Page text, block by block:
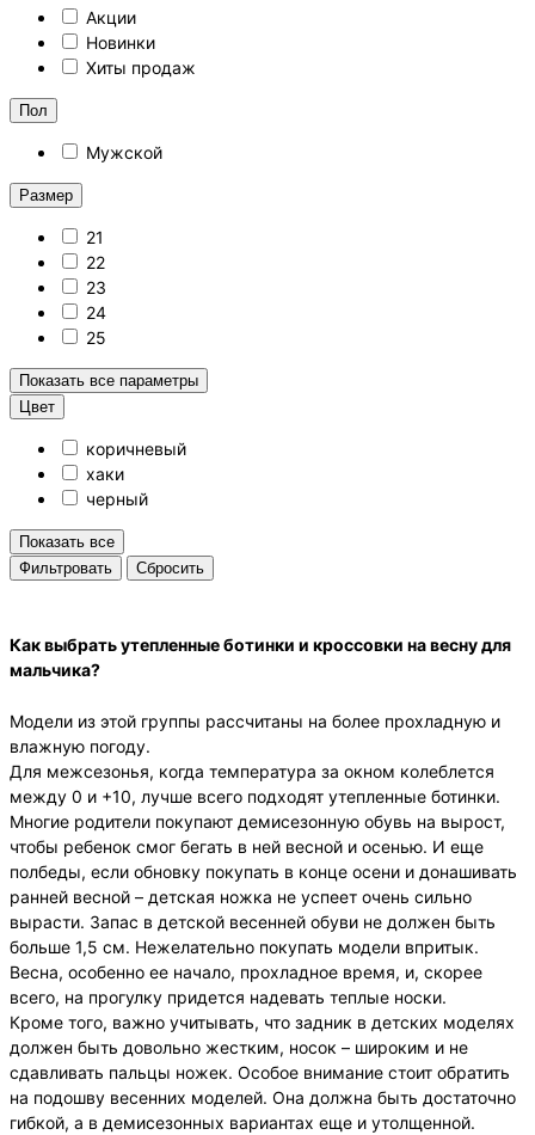
Акции
Новинки
Хиты продаж
Пол
Мужской
Размер
21
22
23
24
25
Показать все параметры
Цвет
коричневый
хаки
черный
Показать все
Cбросить
Как выбратьутепленные ботинки и кроссовки на весну для
мальчика?
Модели из этой группы рассчитаны на более прохладную и
влажную погоду.
Для межсезонья, когда температура за окном колеблется
между 0 и +10, лучше всего подходят утепленные ботинки.
Многие родители покупают демисезонную обувь на вырост,
чтобы ребенок смог бегать в ней весной и осенью. И еще
полбеды, если обновку покупать в конце осени и донашивать
ранней весной – детская ножка не успеет очень сильно
вырасти. Запас в детской весенней обуви не должен быть
больше 1,5 см. Нежелательно покупать модели впритык.
Весна, особенно ее начало, прохладное время, и, скорее
всего, на прогулку придется надевать теплые носки.
Кроме того, важно учитывать, что задник в детских моделях
должен быть довольно жестким, носок – широким и не
сдавливать пальцы ножек. Особое внимание стоит обратить
на подошву весенних моделей. Она должна быть достаточно
гибкой, а в демисезонных вариантах еще и утолщенной.